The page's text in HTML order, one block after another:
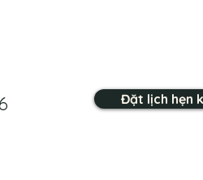
Đặt lịch hẹn